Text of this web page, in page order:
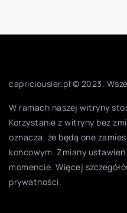
capriciousier.pl © 2023.
W ramach naszej witryny
Korzystanie z witryny bez
oznacza, że będą one
końcowym. Zmiany
momencie. Więcej
prywatności.